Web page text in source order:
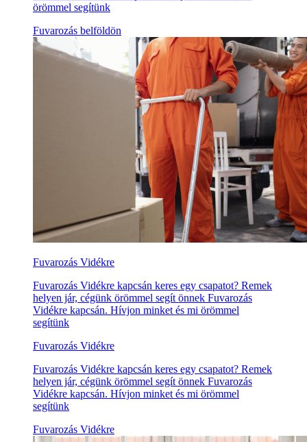
örömmel segítünk
Fuvarozás belföldön
Fuvarozás Vidékre
Fuvarozás Vidékre kapcsán keres egy csapatot? Remek
helyen jár, cégünk örömmel segít önnek Fuvarozás
Vidékre kapcsán. Hívjon minket és mi örömmel
segítünk
Fuvarozás Vidékre
Fuvarozás Vidékre kapcsán keres egy csapatot? Remek
helyen jár, cégünk örömmel segít önnek Fuvarozás
Vidékre kapcsán. Hívjon minket és mi örömmel
segítünk
Fuvarozás Vidékre